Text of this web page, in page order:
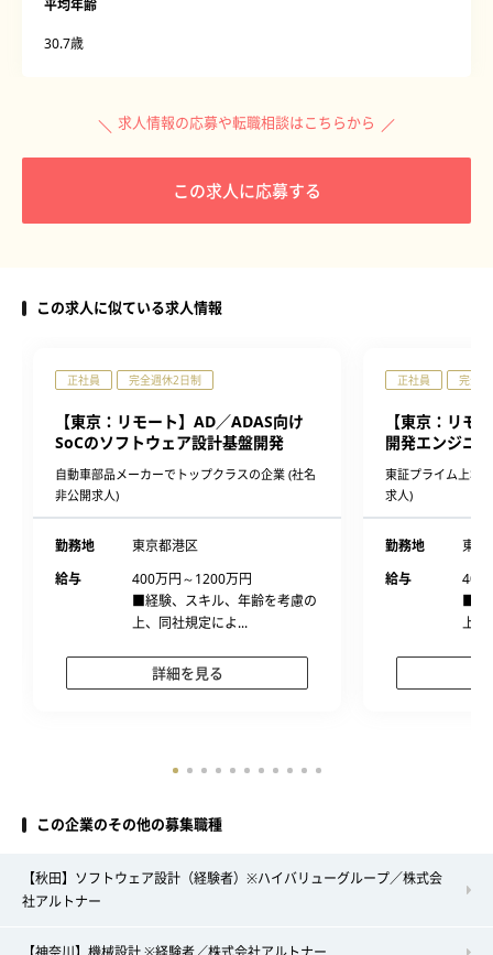
平均年齢
30.7歳
求人情報の応募や転職相談はこちらから
この求人に応募する
この求人に似ている求人情報
正社員 完全週休2日制
【東京：リモート】AD／ADAS向け
SoCのソフトウェア設計基盤開発
自動車部品メーカーでトップクラスの企業 (社名
非公開求人)
勤務地
東京都港区
給与
400万円～1200万円
■経験、スキル、年齢を考慮の
上、同社規定によ...
詳細を見る
正社員 完全
【東京：リモ
開発エンジニア
東証プライム上場
求人)
勤務地
東京
給与
400
■経
上、
この企業のその他の募集職種
【秋田】ソフトウェア設計（経験者）※ハイバリューグループ／株式会
社アルトナー